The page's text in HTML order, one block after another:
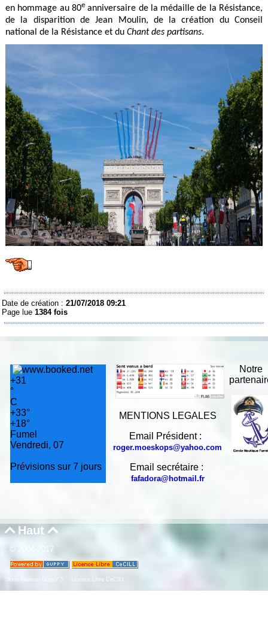
en hommage au 80eanniversaire de la médaille de la Résistance,
de la disparition de Jean Moulin, de la création du Conseil
national de la Résistance et duChant des partisans.
Date de création :21/07/2018 09:21
Page lue1384 fois
+31
°
C
+33°
+18°
Fumel
Vendredi, 07
Prévisions sur 7 jours
MENTIONS LEGALES
Email Président :
roger.moeskops@yahoo.com
Email secrétaire :
fafadora@hotmail.fr
Notre
Haut 
© 2004-2017
Skins Papinou GuppY 5 Licence Libre CeCILL